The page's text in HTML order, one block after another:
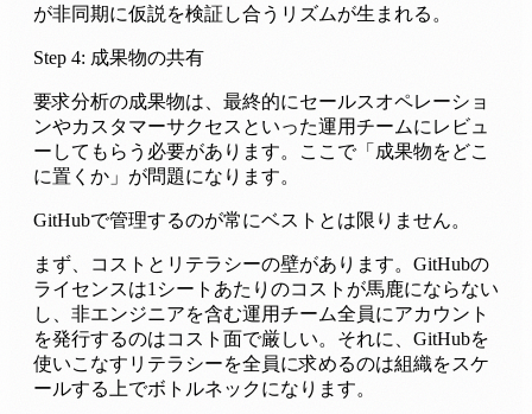
が非同期に仮説を検証し合うリズムが生まれる。
Step 4: 成果物の共有
要求分析の成果物は、最終的にセールスオペレーショ
ンやカスタマーサクセスといった運用チームにレビュ
ーしてもらう必要があります。ここで「成果物をどこ
に置くか」が問題になります。
GitHubで管理するのが常にベストとは限りません。
まず、コストとリテラシーの壁があります。GitHubの
ライセンスは1シートあたりのコストが馬鹿にならない
し、非エンジニアを含む運用チーム全員にアカウント
を発行するのはコスト面で厳しい。それに、GitHubを
使いこなすリテラシーを全員に求めるのは組織をスケ
ールする上でボトルネックになります。